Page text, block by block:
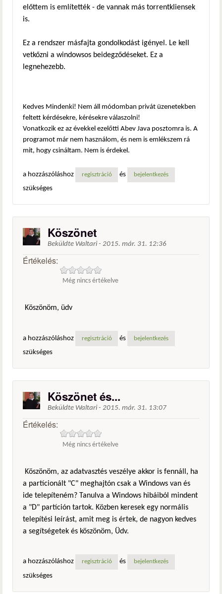
előttem is említették - de vannak más torrentkliensek
is.
Ez a rendszer másfajta gondolkodást igényel. Le kell
vetkőzni a windowsos beidegződéseket. Ez a
legnehezebb.
Kedves Mindenki! Nem áll módomban privát üzenetekben
feltett kérdésekre, kérésekre válaszolni!
Vonatkozik ez az évekkel ezelőtti Abev Java posztomra is. A
programot már nem használom, és nem is emlékszem rá
mit, hogy csináltam. Nem is érdekel.
a hozzászóláshoz regisztráció és bejelentkezés
szükséges
Köszönet
Beküldte Waltari - 2015. már. 31. 12:36
Értékelés:
Még nincs értékelve
Köszönöm, üdv
a hozzászóláshoz regisztráció és bejelentkezés
szükséges
Köszönet és...
Beküldte Waltari - 2015. már. 31. 13:07
Értékelés:
Még nincs értékelve
Köszönöm, az adatvasztés veszélye akkor is fennáll, ha
a partícionált "C" meghajtón csak a Windows van és
ide telepíteném? Tanulva a Windows hibáiból mindent
a "D" partíción tartok. Közben keresek egy normális
telepítési leírást, amit meg is értek, de nagyon kedves
a segítségetek és köszönöm, Üdv.
a hozzászóláshoz regisztráció és bejelentkezés
szükséges